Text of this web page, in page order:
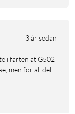
3 år sedan
men for all del,